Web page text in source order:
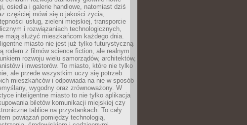
osiedla i galerie handlowe, natomiast dziś
częściej mówi się o jakości życia,
usług, zieleni miejskiej, transporcie
i rozwiązaniach technologicznych,
mają służyć mieszkańcom każdego dnia.
miasto nie jest już tylko futurystyczną
rodem z filmów science fiction, ale realnym
rozwoju wielu samorządów, architektów,
i inwestorów. To miasto, które nie tylko
ale przede wszystkim uczy się potrzeb
mieszkańców i odpowiada na nie w sposób
wygodny oraz zrównoważony. W
inteligentne miasto to nie tylko aplikacja
biletów komunikacji miejskiej czy
tablice na przystankach. To cały
powiązań pomiędzy technologią,